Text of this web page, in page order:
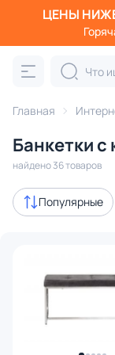
ЦЕНЫ
Главная
Банкетки
найдено 36 товаров
Популярные
Категория:
скамьи для
Акции 6